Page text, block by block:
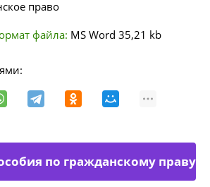
право
файла: MS Word 35,21 kb
по гражданскому праву